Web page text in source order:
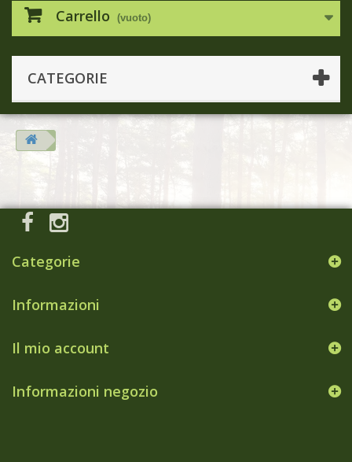
Carrello (vuoto)
CATEGORIE
Categorie
Informazioni
Il mio account
Informazioni negozio